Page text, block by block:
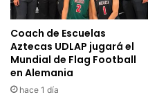
Coach de Escuelas
Aztecas UDLAP jugará el
Mundial de Flag Football
en Alemania
hace 1 día